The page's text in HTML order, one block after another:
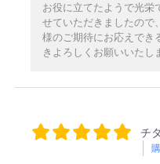
お役に立てたようで光栄
せていただきましたので
様のご期待にお応えでき
きよろしくお願いいたし
チ